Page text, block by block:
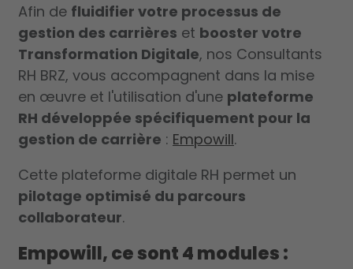
Afin de fluidifier votre processus de
gestion des carrières et booster votre
Transformation Digitale, nos Consultants
RH BRZ, vous accompagnent dans la mise
en œuvre et l'utilisation d'une plateforme
RH développée spécifiquement pour la
gestion de carrière : Empowill.
Cette plateforme digitale RH permet un
pilotage optimisé du parcours
collaborateur.
Empowill, ce sont 4 modules :